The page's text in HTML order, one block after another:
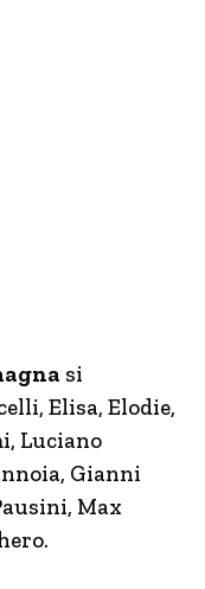
si
Elisa, Elodie,
Luciano
Gianni
Max